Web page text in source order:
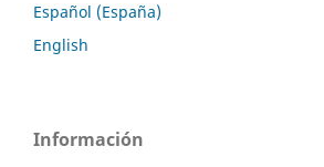
Español (España)
English
Información